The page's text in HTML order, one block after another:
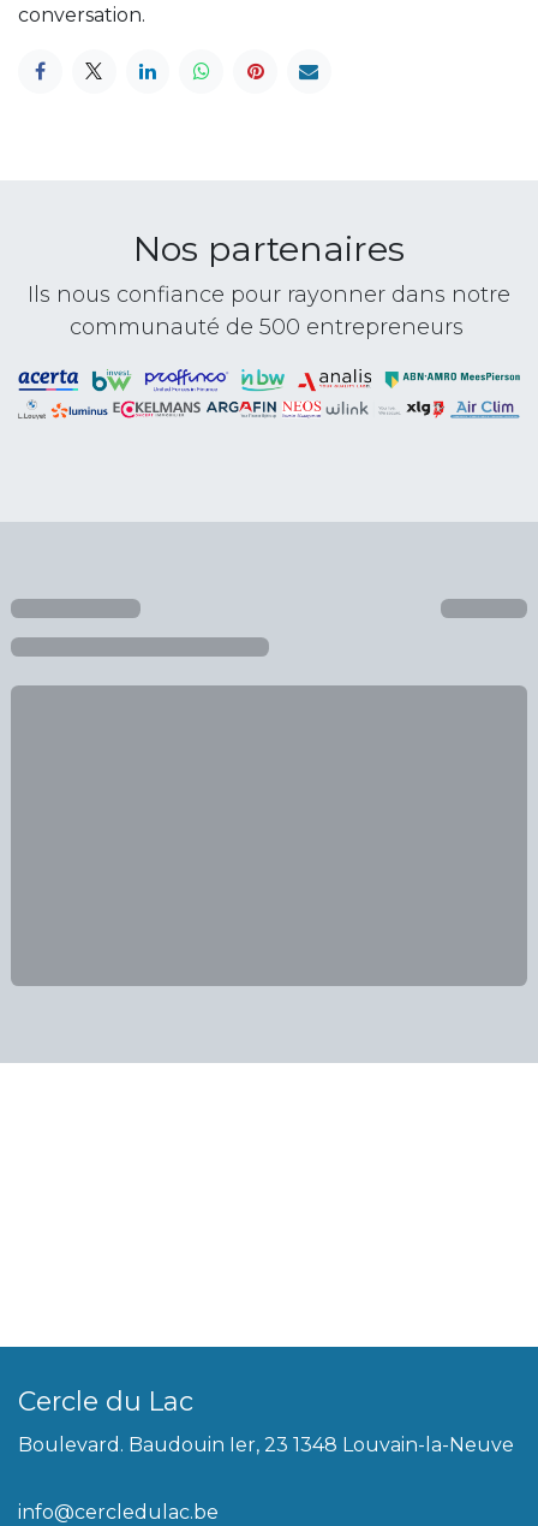
conversation.
Nos partenaires
Ils nous confiance pour rayonner dans notre
communauté de 500 entrepreneurs
Cercle du Lac
Boulevard. Baudouin Ier, 23 1348 Louvain-la-Neuve
info@cercledulac.be